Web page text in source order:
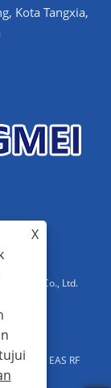
Kota Tangxia,
Co., Ltd.
Putar
Sistem EAS RF
X